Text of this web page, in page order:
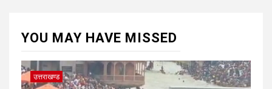
YOU MAY HAVE MISSED
उत्तराखण्ड